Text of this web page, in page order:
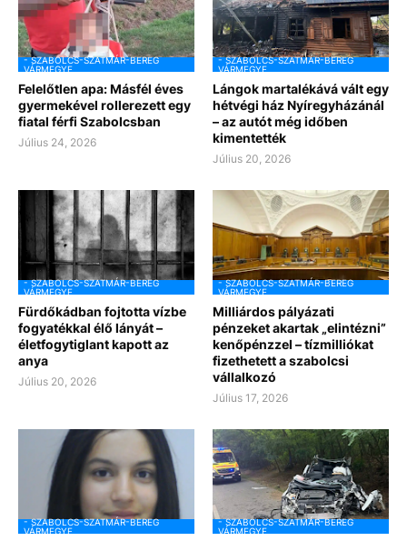
- SZABOLCS-SZATMÁR-BEREG
VÁRMEGYE
Felelőtlen apa: Másfél éves
gyermekével rollerezett egy
fiatal férfi Szabolcsban
Július 24, 2026
- SZABOLCS-SZATMÁR-BEREG
VÁRMEGYE
Lángok martalékává vált egy
hétvégi ház Nyíregyházánál
– az autót még időben
kimentették
Július 20, 2026
- SZABOLCS-SZATMÁR-BEREG
VÁRMEGYE
Fürdőkádban fojtotta vízbe
fogyatékkal élő lányát –
életfogytiglant kapott az
anya
Július 20, 2026
- SZABOLCS-SZATMÁR-BEREG
VÁRMEGYE
Milliárdos pályázati
pénzeket akartak „elintézni”
kenőpénzzel – tízmilliókat
fizethetett a szabolcsi
vállalkozó
Július 17, 2026
- SZABOLCS-SZATMÁR-BEREG
VÁRMEGYE
- SZABOLCS-SZATMÁR-BEREG
VÁRMEGYE